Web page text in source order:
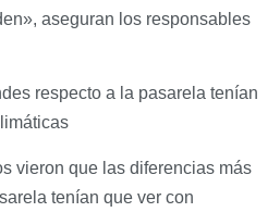
aseguran los responsables
respecto a la pasarela tenían
vieron que las diferencias más
tenían que ver con